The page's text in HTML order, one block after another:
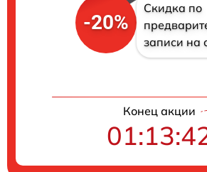
-20%
Скидка по
записи на
Конец акции